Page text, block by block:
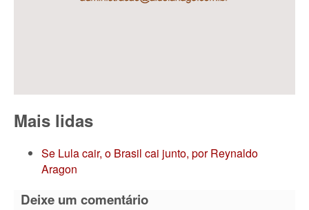
Mais lidas
Se Lula cair, o Brasil cai junto, por Reynaldo
Aragon
Deixe um comentário